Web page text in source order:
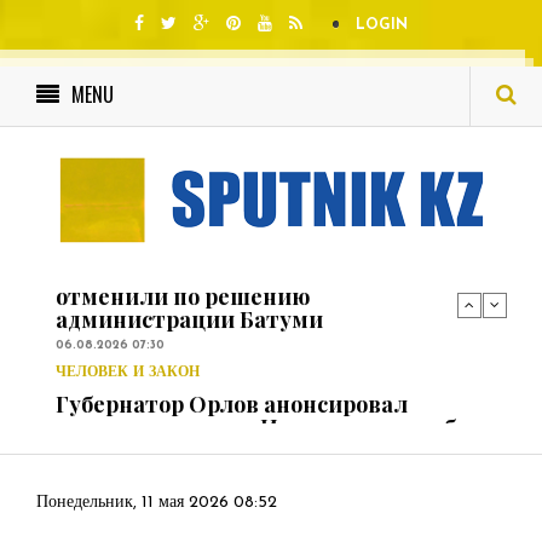
LOGIN
MENU
ЧЕЛОВЕК И ЗАКОН
Эксперт назвал причины скачка цен
на сахар в России
НОВОСТИ
Концерт Орбакайте в Грузии
отменили по решению
администрации Батуми
ЧЕЛОВЕК И ЗАКОН
Губернатор Орлов анонсировал
открытие парка в Ивановке к октябрю
06.08.2026 07:19
НОВОСТИ
Расплата за хронический недосып:
Психиатр объяснил природу сонного
06.08.2026 07:05
Понедельник, 11 мая 2026 08:52